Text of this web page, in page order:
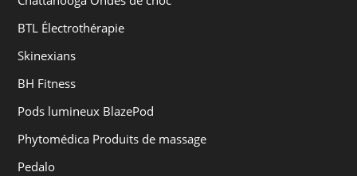
BTL Électrothérapie
Skinexians
BH Fitness
Pods lumineux BlazePod
Phytomédica Produits de massage
Pedalo